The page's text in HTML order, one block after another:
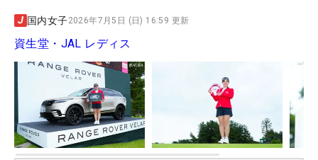
国内女子2026年7月5日 (日) 16:59 更新
資生堂・JAL レディス